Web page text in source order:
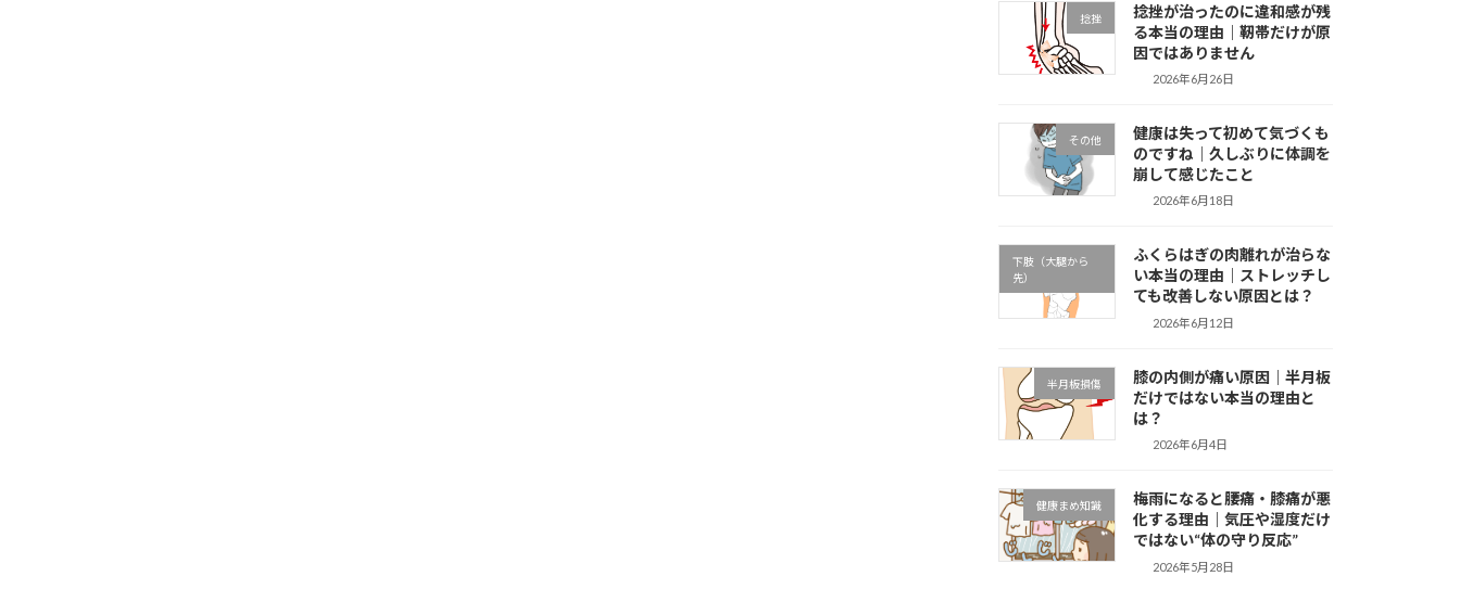
捻挫
捻挫が治ったのに違和感が残
る本当の理由｜靭帯だけが原
因ではありません
2026年6月26日
その他
健康は失って初めて気づくも
のですね｜久しぶりに体調を
崩して感じたこと
2026年6月18日
下肢（大腿から
先）
ふくらはぎの肉離れが治らな
い本当の理由｜ストレッチし
ても改善しない原因とは？
2026年6月12日
半月板損傷
膝の内側が痛い原因｜半月板
だけではない本当の理由と
は？
2026年6月4日
健康まめ知識
梅雨になると腰痛・膝痛が悪
化する理由｜気圧や湿度だけ
ではない“体の守り反応”
2026年5月28日